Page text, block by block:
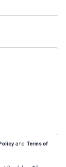
and Terms of